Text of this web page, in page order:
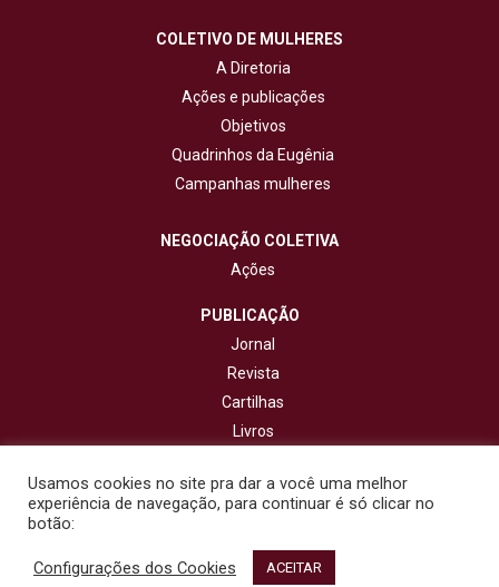
COLETIVO DE MULHERES
A Diretoria
Ações e publicações
Objetivos
Quadrinhos da Eugênia
Campanhas mulheres
NEGOCIAÇÃO COLETIVA
Ações
PUBLICAÇÃO
Jornal
Revista
Cartilhas
Livros
CONTATO
© 2020 - Fisenge - Federação Interestadual de Sindicatos de
Engenheiros. Todos os direitos reservados. Design por
Usamos cookies no site pra dar a você uma melhor
experiência de navegação, para continuar é só clicar no
botão:
Configurações dos Cookies ACEITAR